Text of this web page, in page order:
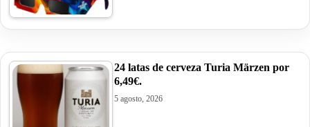
24 latas de cerveza Turia Märzen por
6,49€.
5 agosto, 2026